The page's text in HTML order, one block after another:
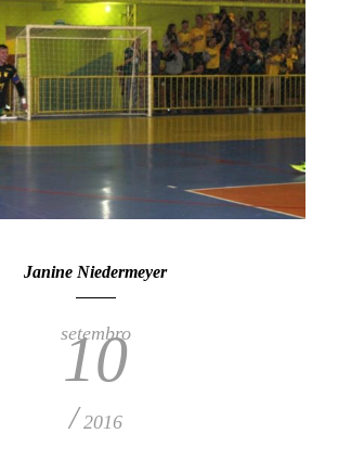
Janine Niedermeyer
setembro
10
/ 2016